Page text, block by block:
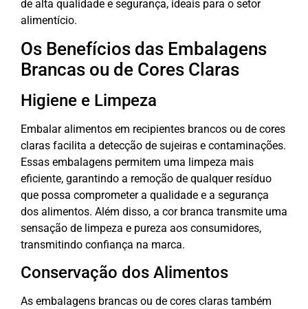
de alta qualidade e segurança, ideais para o setor
alimentício.
Os Benefícios das Embalagens
Brancas ou de Cores Claras
Higiene e Limpeza
Embalar alimentos em recipientes brancos ou de cores
claras facilita a detecção de sujeiras e contaminações.
Essas embalagens permitem uma limpeza mais
eficiente, garantindo a remoção de qualquer resíduo
que possa comprometer a qualidade e a segurança
dos alimentos. Além disso, a cor branca transmite uma
sensação de limpeza e pureza aos consumidores,
transmitindo confiança na marca.
Conservação dos Alimentos
As embalagens brancas ou de cores claras também